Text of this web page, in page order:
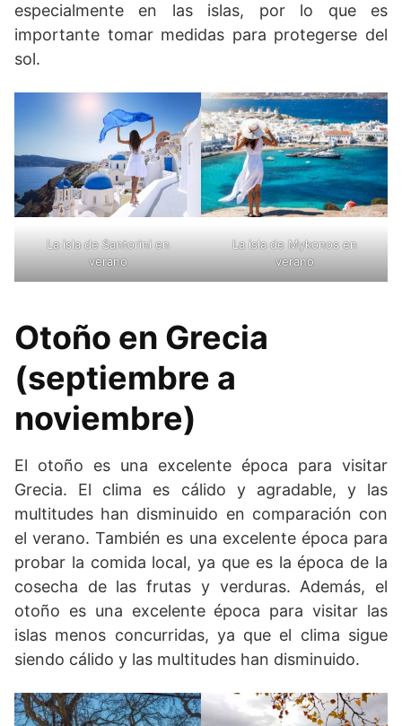
especialmente en las islas, por lo que es
importante tomar medidas para protegerse del
sol.
La isla de Santorini en
verano
La isla de Mykonos en
verano
Otoño en Grecia
(septiembre a
noviembre)
El otoño es una excelente época para visitar
Grecia. El clima es cálido y agradable, y las
multitudes han disminuido en comparación con
el verano. También es una excelente época para
probar la comida local, ya que es la época de la
cosecha de las frutas y verduras. Además, el
otoño es una excelente época para visitar las
islas menos concurridas, ya que el clima sigue
siendo cálido y las multitudes han disminuido.